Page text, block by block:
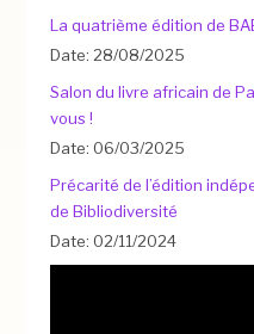
La quatrième édition de
Date: 28/08/2025
Salon du livre africain de
vous !
Date: 06/03/2025
Précarité de l’édition
de Bibliodiversité
Date: 02/11/2024